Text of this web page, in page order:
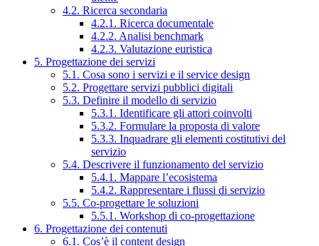
4.2. Ricerca secondaria
4.2.1. Ricerca documentale
4.2.2. Analisi benchmark
4.2.3. Valutazione euristica
5. Progettazione dei servizi
5.1. Cosa sono i servizi e il service design
5.2. Progettare servizi pubblici digitali
5.3. Definire il modello di servizio
5.3.1. Identificare gli attori coinvolti
5.3.2. Formulare la proposta di valore
5.3.3. Inquadrare gli elementi costitutivi del
servizio
5.4. Descrivere il funzionamento del servizio
5.4.1. Mappare l’ecosistema
5.4.2. Rappresentare i flussi di servizio
5.5. Co-progettare le soluzioni
5.5.1. Workshop di co-progettazione
6. Progettazione dei contenuti
6.1. Cos’è il content design